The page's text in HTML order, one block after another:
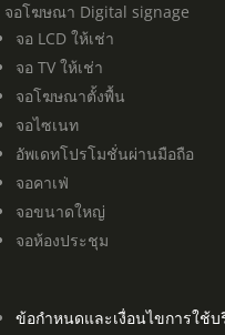
จอโฆษณา Digital signage
จอ LCD ให้เช่า
จอ TV ให้เช่า
จอโฆษณาตั้งพื้น
จอไซเนท
อัพเดทโปรโมชั่นผ่านมือถือ
จอคาเฟ่
จอขนาดใหญ่
จอห้องประชุม
ข้อกำหนดและเงื่อนไขการใช้